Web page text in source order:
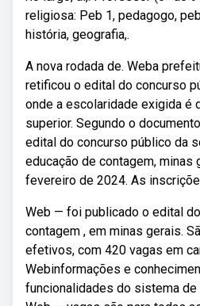
religiosa: Peb 1, pedagogo,
história, geografia,.
A nova rodada de. Weba
retificou o edital do concurso
onde a escolaridade exigida é
superior. Segundo o
edital do concurso público da
educação de contagem,
fevereiro de 2024. As
Web — foi publicado o edital
contagem , em minas gerais.
efetivos, com 420 vagas em
Webinformações e
funcionalidades do sistema